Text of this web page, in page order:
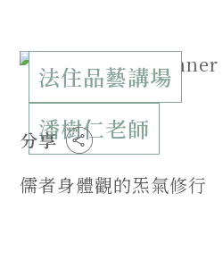
法住品藝講場
潘樹仁老師
分享
儒者身體觀的炁氣修行